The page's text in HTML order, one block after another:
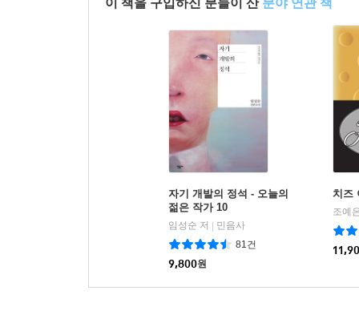
자기 개발의 정석 - 오늘의
젊은 작가 10
임성순 저 | 민음사
81건
9,800원
치즈
조예